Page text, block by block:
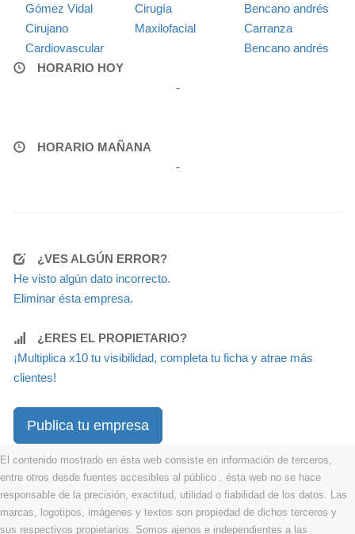
Gómez Vidal
Cirujano
Cardiovascular
Cirugía
Maxilofacial
Bencano andrés
Carranza
Bencano andrés
HORARIO HOY
-
HORARIO MAÑANA
-
¿VES ALGÚN ERROR?
He visto algún dato incorrecto.
Eliminar ésta empresa.
¿ERES EL PROPIETARIO?
¡Multiplica x10 tu visibilidad, completa tu ficha y atrae más
clientes!
Publica tu empresa
El contenido mostrado en ésta web consiste en información de terceros,
entre otros desde fuentes accesibles al público . ésta web no se hace
responsable de la precisión, exactitud, utilidad o fiabilidad de los datos. Las
marcas, logotipos, imágenes y textos son propiedad de dichos terceros y
sus respectivos propietarios. Somos ajenos e independientes a las